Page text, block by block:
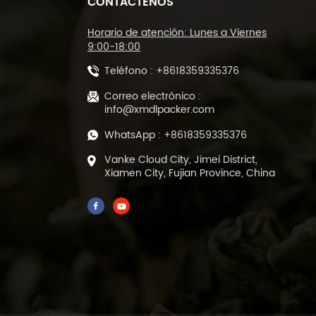
Máquina cortadora de
máquina
450L y DL-BSB-4020
de corte y sellado
térmico de película
POF DL-450L
Máquina empacadora
de llenado y sellado
de té verde de hojas
Horario de atención: Lunes a Viernes
9:00-18:00
Teléfono : +8618359335376
Correo electrónico :
info@xmdlpacker.com
WhatsApp : +8618359335376
Vanke Cloud City, Jimei District,
Xiamen City, Fujian Province, China